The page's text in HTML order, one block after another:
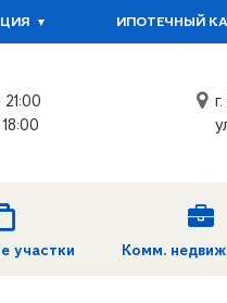
ИПОТЕЧНЫЙ
участки Комм.